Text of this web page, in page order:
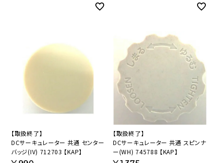
【取扱終了】
DCサーキュレーター 共通 センター
バッジ(IV) 712703 【KAP】
【取扱終了】
DCサーキュレーター 共通 スピンナ
ー(WH) 745788 【KAP】